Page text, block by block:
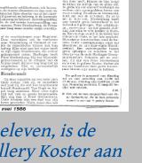
is de
Koster aan